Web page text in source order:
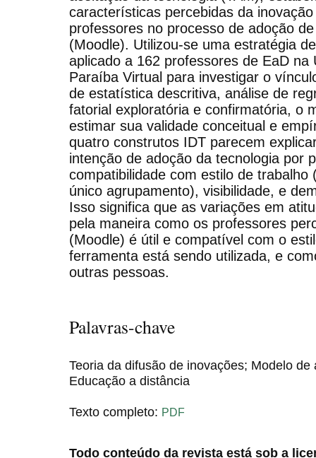
características percebidas da
professores no processo de adoção
(Moodle). Utilizou-se uma estratégia
aplicado a 162 professores de EaD na
Paraíba Virtual para investigar o
de estatística descritiva, análise de
fatorial exploratória e confirmatória, o
estimar sua validade conceitual e
quatro construtos IDT parecem
intenção de adoção da tecnologia por
compatibilidade com estilo de
único agrupamento), visibilidade, e
Isso significa que as variações em
pela maneira como os professores
(Moodle) é útil e compatível com o
ferramenta está sendo utilizada, e
outras pessoas.
Palavras-chave
Teoria da difusão de inovações; Modelo
Educação a distância
Texto completo: PDF
Todo conteúdo da revista está sob a